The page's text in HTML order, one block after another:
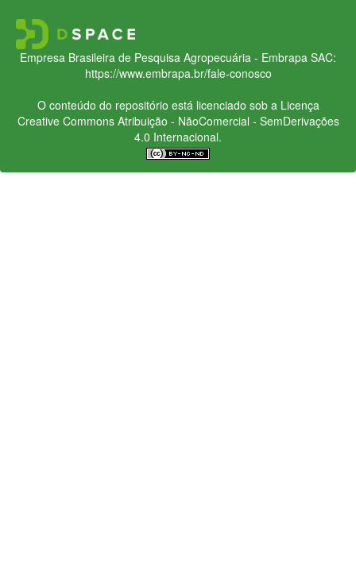
Empresa Brasileira de Pesquisa Agropecuária - Embrapa SAC:
https://www.embrapa.br/fale-conosco
O conteúdo do repositório está licenciado sob a Licença
Creative CommonsAtribuição - NãoComercial - SemDerivações
4.0 Internacional.